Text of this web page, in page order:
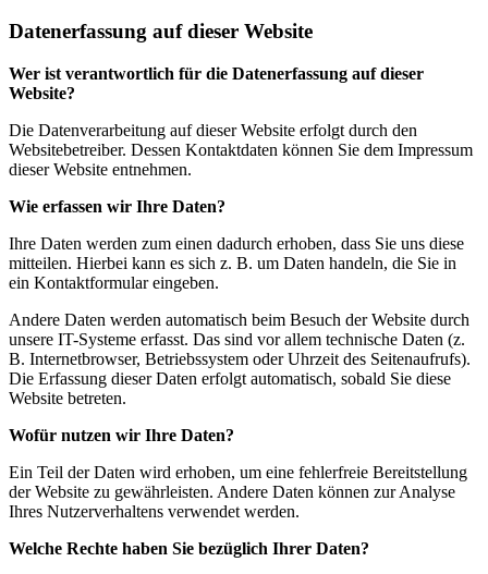
Datenerfassung auf dieser Website
Wer ist verantwortlich für die Datenerfassung auf dieser
Website?
Die Datenverarbeitung auf dieser Website erfolgt durch den
Websitebetreiber. Dessen Kontaktdaten können Sie dem Impressum
dieser Website entnehmen.
Wie erfassen wir Ihre Daten?
Ihre Daten werden zum einen dadurch erhoben, dass Sie uns diese
mitteilen. Hierbei kann es sich z. B. um Daten handeln, die Sie in
ein Kontaktformular eingeben.
Andere Daten werden automatisch beim Besuch der Website durch
unsere IT-Systeme erfasst. Das sind vor allem technische Daten (z.
B. Internetbrowser, Betriebssystem oder Uhrzeit des Seitenaufrufs).
Die Erfassung dieser Daten erfolgt automatisch, sobald Sie diese
Website betreten.
Wofür nutzen wir Ihre Daten?
Ein Teil der Daten wird erhoben, um eine fehlerfreie Bereitstellung
der Website zu gewährleisten. Andere Daten können zur Analyse
Ihres Nutzerverhaltens verwendet werden.
Welche Rechte haben Sie bezüglich Ihrer Daten?